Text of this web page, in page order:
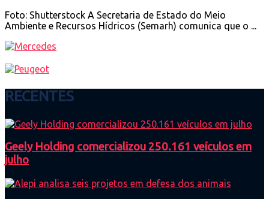
Foto: Shutterstock A Secretaria de Estado do Meio
Ambiente e Recursos Hídricos (Semarh) comunica que o ...
RECENTES
Geely Holding comercializou 250.161 veículos em
julho